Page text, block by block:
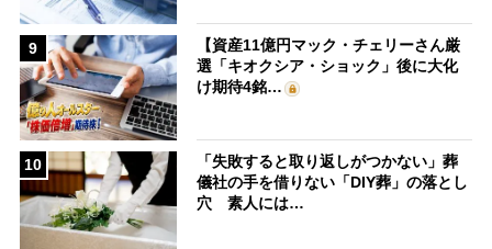
9
【資産11億円マック・チェリーさん厳
選「キオクシア・ショック」後に大化
け期待4銘…
10
「失敗すると取り返しがつかない」葬
儀社の手を借りない「DIY葬」の落とし
穴 素人には…